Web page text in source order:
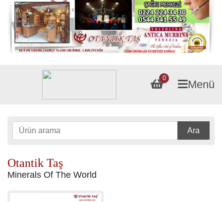
0
Menü
Ara
Otantik Taş
Minerals Of The World